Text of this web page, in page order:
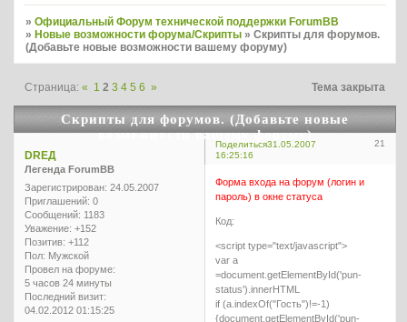
»Официальный Форум технической поддержки ForumBB
»Новые возможности форума/Скрипты »Скрипты для форумов.
(Добавьте новые возможности вашему форуму)
Скрипты для форумов. (Добавьте новые
возможности вашему форуму)
Страница:« 1 2 3 4 5 6 » Тема закрыта
Поделиться 21
31.05.2007
16:25:16
DREД
Легенда ForumBB
Зарегистрирован: 24.05.2007
Приглашений: 0
Сообщений: 1183
Уважение: +152
Позитив: +112
Пол: Мужской
Провел на форуме:
5 часов 24 минуты
Последний визит:
04.02.2012 01:15:25
Форма входа на форум (логин и
пароль) в окне статуса
Код:
<script type="text/javascript">
var a
=document.getElementById('pun-
status').innerHTML
if (a.indexOf("Гость")!=-1)
{document.getElementById('pun-